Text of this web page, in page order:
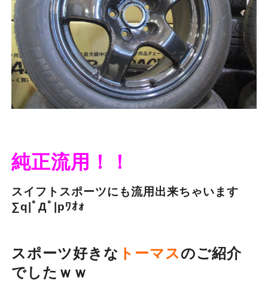
純正流用！！
スイフトスポーツにも流用出来ちゃいます
∑q|ﾟДﾟ|pﾜｵｫ
スポーツ好きな トーマスのご紹介
でしたｗｗ